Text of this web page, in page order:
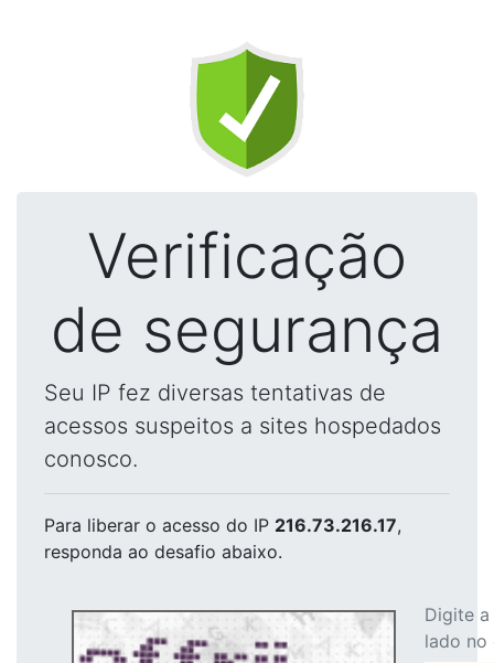
Verificação
de segurança
Seu IP fez diversas tentativas de
acessos suspeitos a sites hospedados
conosco.
Para liberar o acesso do IP 216.73.216.17,
responda ao desafio abaixo.
Digite
lado no